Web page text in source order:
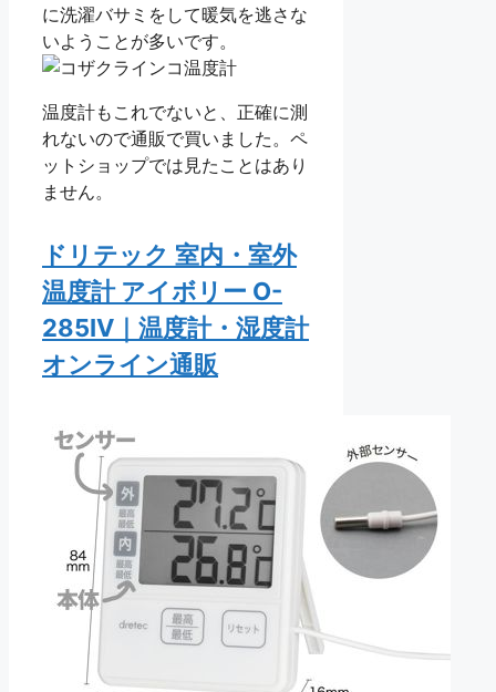
に洗濯バサミをして暖気を逃さな
いようことが多いです。
温度計もこれでないと、正確に測
れないので通販で買いました。ペ
ットショップでは見たことはあり
ません。
ドリテック 室内・室外
温度計 アイボリー O-
285IV｜温度計・湿度計
オンライン通販